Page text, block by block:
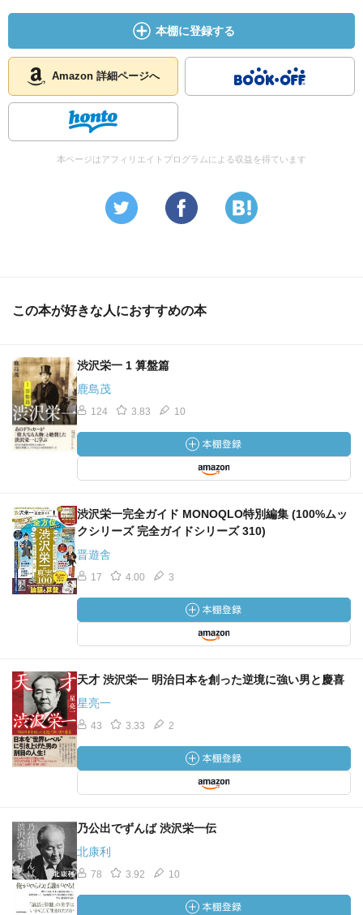
本棚に登録する
Amazon 詳細ページへ
本ページはアフィリエイトプログラムによる収益を得ています
この本が好きな人におすすめの本
渋沢栄一 1 算盤篇
鹿島茂
124 3.83 10
渋沢栄一完全ガイド MONOQLO特別編集 (100%ムッ
クシリーズ 完全ガイドシリーズ 310)
晋遊舎
17 4.00 3
天才 渋沢栄一 明治日本を創った逆境に強い男と慶喜
星亮一
43 3.33 2
乃公出でずんば 渋沢栄一伝
北康利
78 3.92 10